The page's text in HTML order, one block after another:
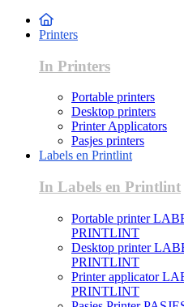
Printers
In Printers
Portable printers
Desktop printers
Printer Applicators
Pasjes printers
Labels en Printlint
In Labels en Printlint
Portable printer
PRINTLINT
Desktop printer
PRINTLINT
Printer applicator
PRINTLINT